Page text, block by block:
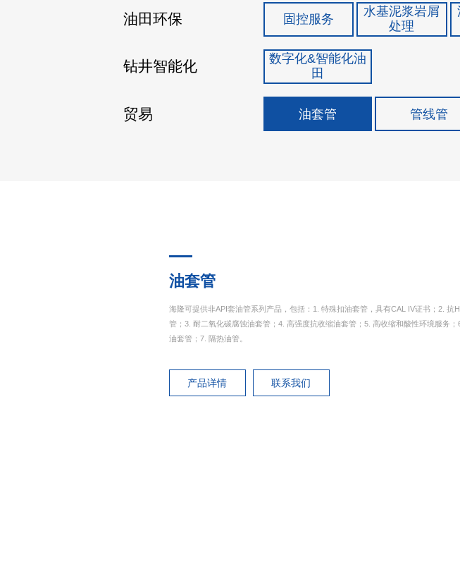
油田环保 固控服务
水基泥浆岩屑
处理
钻井智能化
数字化&智能化油
田
贸易 油套管 管线管
油套管
海隆可提供非API套油管系列产品，包括：1. 特殊扣油套管，具有CAL IV证书；2. 抗
管；3. 耐二氧化碳腐蚀油套管；4. 高强度抗收缩油套管；5. 高收缩和酸性环境服务；
油套管；7. 隔热油管。
产品详情 联系我们